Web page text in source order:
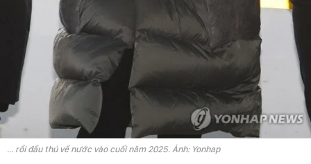
... rồi đầu thú về nước vào cuối năm 2025. Ảnh: Yonhap